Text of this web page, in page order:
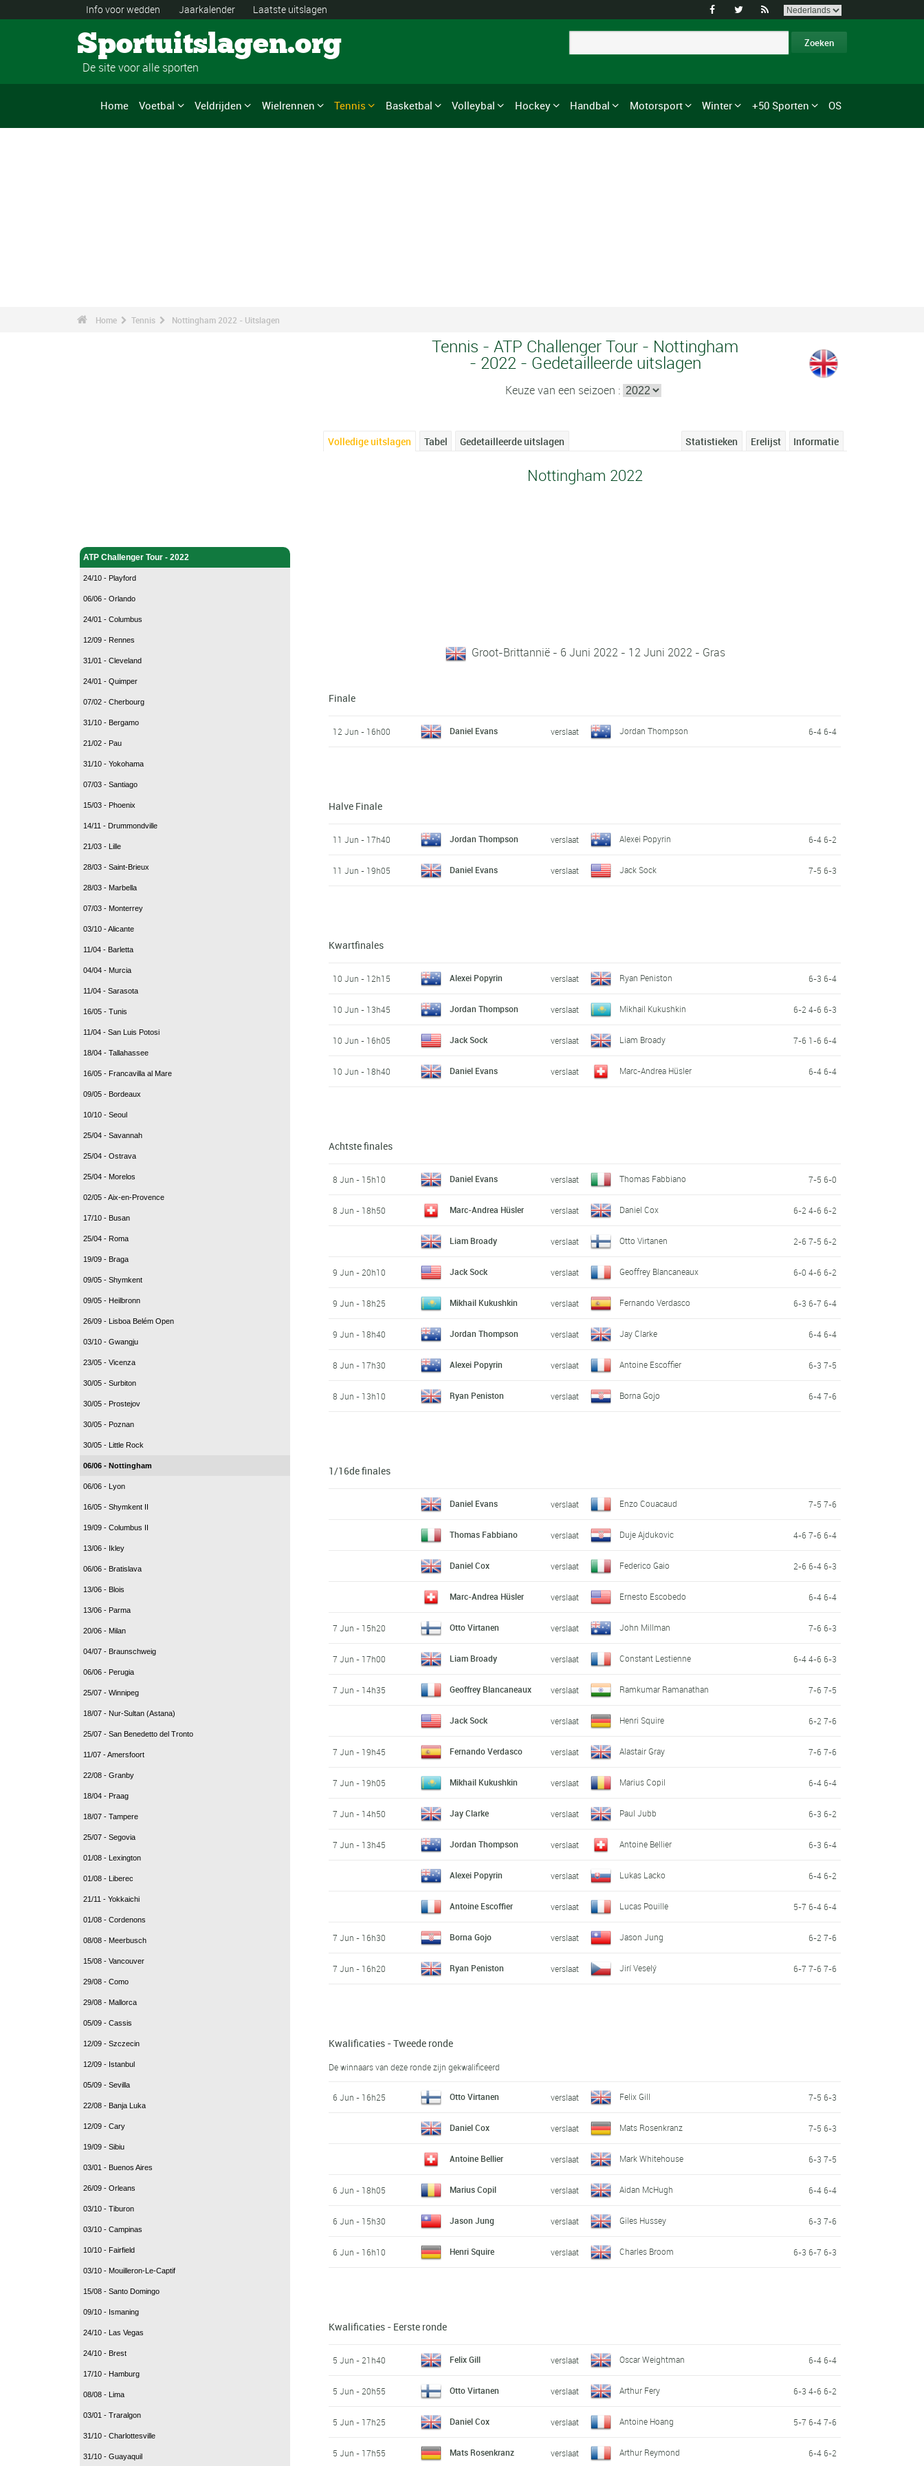
Info voor wedden Jaarkalender Laatste uitslagen   
Sportuitslagen.org
De site voor alle sporten
Home Voetbal Veldrijden Wielrennen Tennis Basketbal Volleybal Hockey Handbal Motorsport Winter +50 Sporten OS
Home Tennis Nottingham 2022 - Uitslagen
ATP Challenger Tour - 2022
24/10 - Playford
06/06 - Orlando
24/01 - Columbus
12/09 - Rennes
31/01 - Cleveland
24/01 - Quimper
07/02 - Cherbourg
31/10 - Bergamo
21/02 - Pau
31/10 - Yokohama
07/03 - Santiago
15/03 - Phoenix
14/11 - Drummondville
21/03 - Lille
28/03 - Saint-Brieux
28/03 - Marbella
07/03 - Monterrey
03/10 - Alicante
11/04 - Barletta
04/04 - Murcia
11/04 - Sarasota
16/05 - Tunis
11/04 - San Luis Potosi
18/04 - Tallahassee
16/05 - Francavilla al Mare
09/05 - Bordeaux
10/10 - Seoul
25/04 - Savannah
25/04 - Ostrava
25/04 - Morelos
02/05 - Aix-en-Provence
17/10 - Busan
25/04 - Roma
19/09 - Braga
09/05 - Shymkent
09/05 - Heilbronn
26/09 - Lisboa Belém Open
03/10 - Gwangju
23/05 - Vicenza
30/05 - Surbiton
30/05 - Prostejov
30/05 - Poznan
30/05 - Little Rock
06/06 - Nottingham
06/06 - Lyon
16/05 - Shymkent II
19/09 - Columbus II
13/06 - Ikley
06/06 - Bratislava
13/06 - Blois
13/06 - Parma
20/06 - Milan
04/07 - Braunschweig
06/06 - Perugia
25/07 - Winnipeg
18/07 - Nur-Sultan (Astana)
25/07 - San Benedetto del Tronto
11/07 - Amersfoort
22/08 - Granby
18/04 - Praag
18/07 - Tampere
25/07 - Segovia
01/08 - Lexington
01/08 - Liberec
21/11 - Yokkaichi
01/08 - Cordenons
08/08 - Meerbusch
15/08 - Vancouver
29/08 - Como
29/08 - Mallorca
05/09 - Cassis
12/09 - Szczecin
12/09 - Istanbul
05/09 - Sevilla
22/08 - Banja Luka
12/09 - Cary
19/09 - Sibiu
03/01 - Buenos Aires
26/09 - Orleans
03/10 - Tiburon
03/10 - Campinas
10/10 - Fairfield
03/10 - Mouilleron-Le-Captif
15/08 - Santo Domingo
09/10 - Ismaning
24/10 - Las Vegas
24/10 - Brest
17/10 - Hamburg
08/08 - Lima
03/01 - Traralgon
31/10 - Charlottesville
31/10 - Guayaquil
Tennis - ATP Challenger Tour - Nottingham
- 2022 - Gedetailleerde uitslagen
Keuze van een seizoen :
Volledige uitslagen Tabel Gedetailleerde uitslagen Informatie
Erelijst
Statistieken
Nottingham 2022
Groot-Brittannië - 6 Juni 2022 - 12 Juni 2022 - Gras
Finale
12 Jun - 16h00 Daniel Evans verslaat Jordan Thompson 6-4 6-4
Halve Finale
11 Jun - 17h40 Jordan Thompson verslaat Alexei Popyrin 6-4 6-2
11 Jun - 19h05 Daniel Evans verslaat Jack Sock 7-5 6-3
Kwartfinales
10 Jun - 12h15 Alexei Popyrin verslaat Ryan Peniston 6-3 6-4
10 Jun - 13h45 Jordan Thompson verslaat Mikhail Kukushkin 6-2 4-6 6-3
10 Jun - 16h05 Jack Sock verslaat Liam Broady 7-6 1-6 6-4
10 Jun - 18h40 Daniel Evans verslaat Marc-Andrea Hüsler 6-4 6-4
Achtste finales
8 Jun - 15h10 Daniel Evans verslaat Thomas Fabbiano 7-5 6-0
8 Jun - 18h50 Marc-Andrea Hüsler verslaat Daniel Cox 6-2 4-6 6-2
Liam Broady verslaat Otto Virtanen 2-6 7-5 6-2
9 Jun - 20h10 Jack Sock verslaat Geoffrey Blancaneaux 6-0 4-6 6-2
9 Jun - 18h25 Mikhail Kukushkin verslaat Fernando Verdasco 6-3 6-7 6-4
9 Jun - 18h40 Jordan Thompson verslaat Jay Clarke 6-4 6-4
8 Jun - 17h30 Alexei Popyrin verslaat Antoine Escoffier 6-3 7-5
8 Jun - 13h10 Ryan Peniston verslaat Borna Gojo 6-4 7-6
1/16de finales
Daniel Evans verslaat Enzo Couacaud 7-5 7-6
Thomas Fabbiano verslaat Duje Ajdukovic 4-6 7-6 6-4
Daniel Cox verslaat Federico Gaio 2-6 6-4 6-3
Marc-Andrea Hüsler verslaat Ernesto Escobedo 6-4 6-4
7 Jun - 15h20 Otto Virtanen verslaat John Millman 7-6 6-3
7 Jun - 17h00 Liam Broady verslaat Constant Lestienne 6-4 4-6 6-3
7 Jun - 14h35 Geoffrey Blancaneaux verslaat Ramkumar Ramanathan 7-6 7-5
Jack Sock verslaat Henri Squire 6-2 7-6
7 Jun - 19h45 Fernando Verdasco verslaat Alastair Gray 7-6 7-6
7 Jun - 19h05 Mikhail Kukushkin verslaat Marius Copil 6-4 6-4
7 Jun - 14h50 Jay Clarke verslaat Paul Jubb 6-3 6-2
7 Jun - 13h45 Jordan Thompson verslaat Antoine Bellier 6-3 6-4
Alexei Popyrin verslaat Lukas Lacko 6-4 6-2
Antoine Escoffier verslaat Lucas Pouille 5-7 6-4 6-4
7 Jun - 16h30 Borna Gojo verslaat Jason Jung 6-2 7-6
7 Jun - 16h20 Ryan Peniston verslaat Jirí Veselý 6-7 7-6 7-6
Kwalificaties - Tweede ronde
De winnaars van deze ronde zijn gekwalificeerd
6 Jun - 16h25 Otto Virtanen verslaat Felix Gill 7-5 6-3
Daniel Cox verslaat Mats Rosenkranz 7-5 6-3
Antoine Bellier verslaat Mark Whitehouse 6-3 7-5
6 Jun - 18h05 Marius Copil verslaat Aidan McHugh 6-4 6-4
6 Jun - 15h30 Jason Jung verslaat Giles Hussey 6-3 7-6
6 Jun - 16h10 Henri Squire verslaat Charles Broom 6-3 6-7 6-3
Kwalificaties - Eerste ronde
5 Jun - 21h40 Felix Gill verslaat Oscar Weightman 6-4 6-4
5 Jun - 20h55 Otto Virtanen verslaat Arthur Fery 6-3 4-6 6-2
5 Jun - 17h25 Daniel Cox verslaat Antoine Hoang 5-7 6-4 7-6
5 Jun - 17h55 Mats Rosenkranz verslaat Arthur Reymond 6-4 6-2